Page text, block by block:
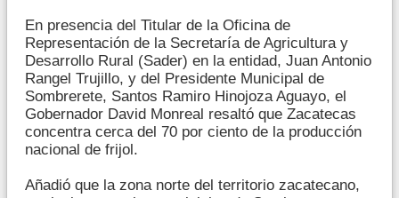
En presencia del Titular de la Oficina de
Representación de la Secretaría de Agricultura y
Desarrollo Rural (Sader) en la entidad, Juan Antonio
Rangel Trujillo, y del Presidente Municipal de
Sombrerete, Santos Ramiro Hinojoza Aguayo, el
Gobernador David Monreal resaltó que Zacatecas
concentra cerca del 70 por ciento de la producción
nacional de frijol.
Añadió que la zona norte del territorio zacatecano,